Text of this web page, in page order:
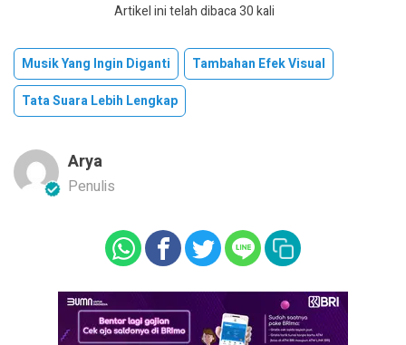
Artikel ini telah dibaca 30 kali
Musik Yang Ingin Diganti
Tambahan Efek Visual
Tata Suara Lebih Lengkap
Arya
Penulis